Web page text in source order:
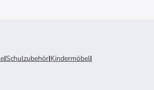
|Schulzubehör|Kindermöbel|